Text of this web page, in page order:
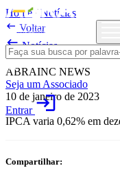
Seja um Associado
Entrarlogin
Home/Notícias
 Voltar
Notícias
ABRAINC NEWS
10 de janeiro de 2023
IPCA varia 0,62% em
Compartilhar: